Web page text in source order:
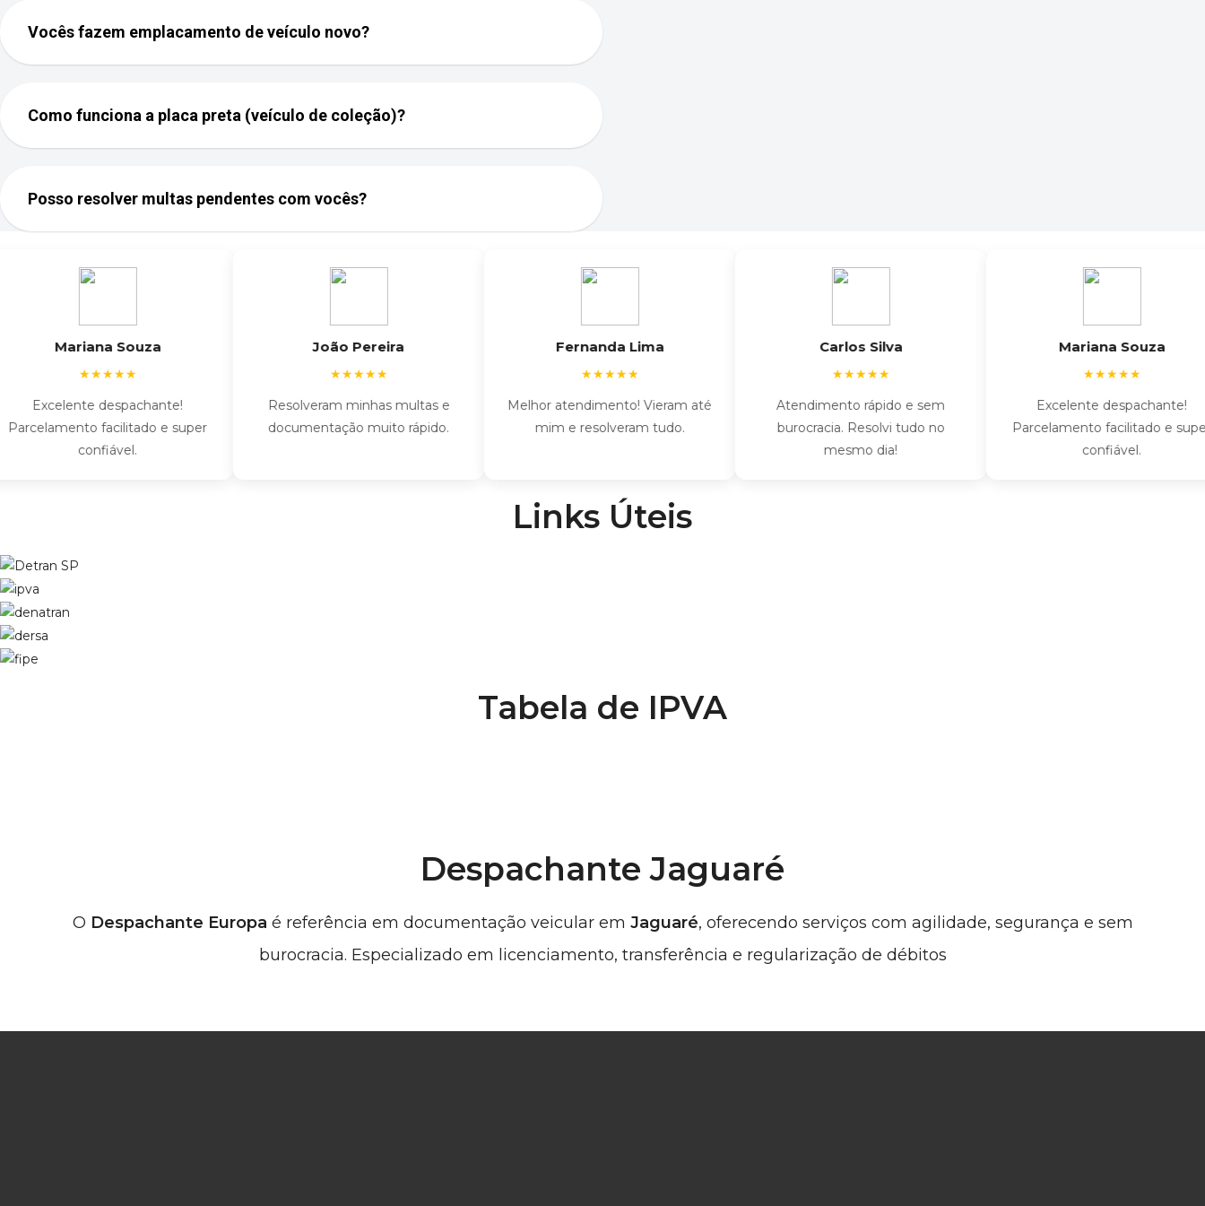
Vocês fazem emplacamento de veículo novo?
Como funciona a placa preta (veículo de coleção)?
Posso resolver multas pendentes com vocês?
Mariana Souza
★★★★★
despachante!
facilitado e super
confiável.
João Pereira
★★★★★
Resolveram minhas multas e
documentação muito rápido.
Fernanda Lima
★★★★★
Melhor atendimento! Vieram até
mim e resolveram tudo.
Carlos Silva
★★★★★
Atendimento rápido e sem
burocracia. Resolvi tudo no
mesmo dia!
Mariana Souza
★★★★★
Excelente despachante!
Parcelamento facilitado e super
confiável.
Links Úteis
Tabela de IPVA
Despachante Jaguaré
O Despachante Europa é referência em documentação veicular em Jaguaré, oferecendo serviços com agilidade, segurança e sem
burocracia. Especializado em licenciamento, transferência e regularização de débitos